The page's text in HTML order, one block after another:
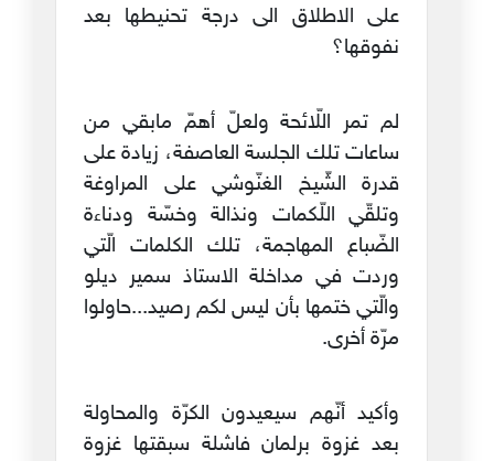
على الاطلاق الى درجة تحنيطها بعد
نفوقها؟
لم تمر اللّائحة ولعلّ أهمّ مابقي من
ساعات تلك الجلسة العاصفة، زيادة على
قدرة الشّيخ الغنّوشي على المراوغة
وتلقّي اللّكمات ونذالة وخسّة ودناءة
الضّباع المهاجمة، تلك الكلمات الّتي
وردت في مداخلة الاستاذ سمير ديلو
والّتي ختمها بأن ليس لكم رصيد...حاولوا
مرّة أخرى.
وأكيد أنّهم سيعيدون الكرّة والمحاولة
بعد غزوة برلمان فاشلة سبقتها غزوة